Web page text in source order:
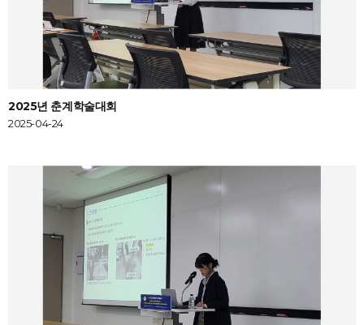
2025년 춘계학술대회
2025-04-24